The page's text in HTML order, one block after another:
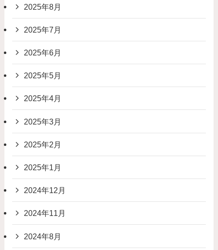
2025年8月
2025年7月
2025年6月
2025年5月
2025年4月
2025年3月
2025年2月
2025年1月
2024年12月
2024年11月
2024年8月